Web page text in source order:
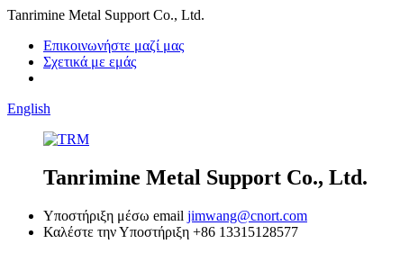
Tanrimine Metal Support Co., Ltd.
Επικοινωνήστε μαζί μας
Σχετικά με εμάς
English
Tanrimine Metal Support Co., Ltd.
Υποστήριξη μέσω email jimwang@cnort.com
Καλέστε την Υποστήριξη +86 13315128577